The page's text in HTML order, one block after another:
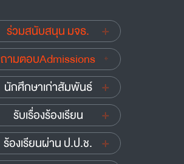
ร่วมสนับสนุน มจธ.
ถามตอบAdmissions
นักศึกษาเก่าสัมพันธ์
รับเรื่องร้องเรียน
ร้องเรียนผ่าน ป.ป.ช.